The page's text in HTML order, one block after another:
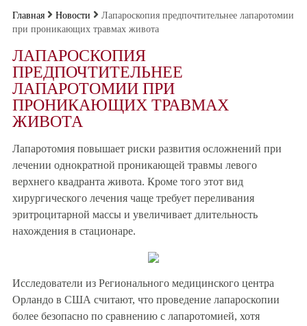
Главная Новости
Лапароскопия предпочтительнее лапаротомии
при проникающих травмах живота
ЛАПАРОСКОПИЯ
ПРЕДПОЧТИТЕЛЬНЕЕ
ЛАПАРОТОМИИ ПРИ
ПРОНИКАЮЩИХ ТРАВМАХ
ЖИВОТА
Лапаротомия повышает риски развития осложнений при
лечении однократной проникающей травмы левого
верхнего квадранта живота. Кроме того этот вид
хирургического лечения чаще требует переливания
эритроцитарной массы и увеличивает длительность
нахождения в стационаре.
Исследователи из Регионального медицинского центра
Орландо в США считают, что проведение лапароскопии
более безопасно по сравнению с лапаротомией, хотя